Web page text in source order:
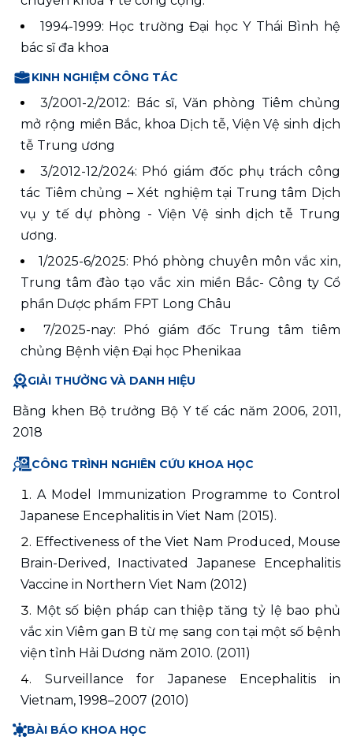
1994-1999: Học trường Đại học Y Thái Bình hệ
bác sĩ đa khoa
KINH NGHIỆM CÔNG TÁC
3/2001-2/2012: Bác sĩ, Văn phòng Tiêm chủng
mở rộng miền Bắc, khoa Dịch tễ, Viện Vệ sinh dịch
tễ Trung ương
3/2012-12/2024: Phó giám đốc phụ trách công
tác Tiêm chủng – Xét nghiệm tại Trung tâm Dịch
vụ y tế dự phòng - Viện Vệ sinh dịch tễ Trung
ương.
1/2025-6/2025: Phó phòng chuyên môn vắc xin,
Trung tâm đào tạo vắc xin miền Bắc- Công ty Cổ
phần Dược phẩm FPT Long Châu
7/2025-nay: Phó giám đốc Trung tâm tiêm
chủng Bệnh viện Đại học Phenikaa
GIẢI THƯỞNG VÀ DANH HIỆU
Bằng khen Bộ trưởng Bộ Y tế các năm 2006, 2011,
2018
CÔNG TRÌNH NGHIÊN CỨU KHOA HỌC
A Model Immunization Programme to Control
Japanese Encephalitis in Viet Nam (2015).
Effectiveness of the Viet Nam Produced, Mouse
Brain-Derived, Inactivated Japanese Encephalitis
Vaccine in Northern Viet Nam (2012)
Một số biện pháp can thiệp tăng tỷ lệ bao phủ
vắc xin Viêm gan B từ mẹ sang con tại một số bệnh
viện tỉnh Hải Dương năm 2010. (2011)
Surveillance for Japanese Encephalitis in
Vietnam, 1998–2007 (2010)
BÀI BÁO KHOA HỌC